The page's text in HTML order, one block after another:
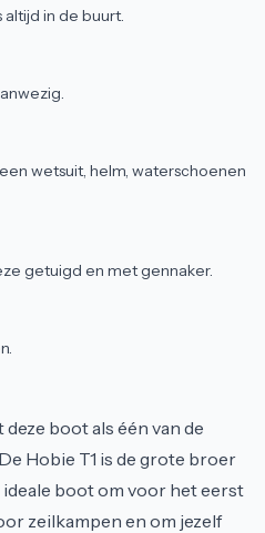
in de buurt.
wetsuit, helm, waterschoenen
getuigd en met gennaker.
boot als één van de
Hobie T1 is de grote broer
ideale boot om voor het eerst
zeilkampen en om jezelf